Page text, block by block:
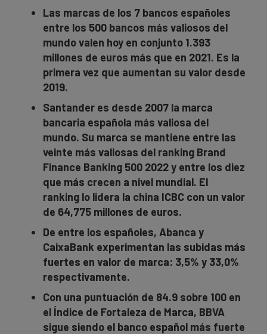
Las marcas de los 7 bancos españoles
entre los 500 bancos más valiosos del
mundo valen hoy en conjunto 1.393
millones de euros más que en 2021. Es la
primera vez que aumentan su valor desde
2019.
Santander es desde 2007 la marca
bancaria española más valiosa del
mundo. Su marca se mantiene entre las
veinte más valiosas del ranking Brand
Finance Banking 500 2022 y entre los diez
que más crecen a nivel mundial. El
ranking lo lidera la china ICBC con un valor
de 64,775 millones de euros.
De entre los españoles, Abanca y
CaixaBank experimentan las subidas más
fuertes en valor de marca: 3,5% y 33,0%
respectivamente.
Con una puntuación de 84.9 sobre 100 en
el Índice de Fortaleza de Marca, BBVA
sigue siendo el banco español más fuerte